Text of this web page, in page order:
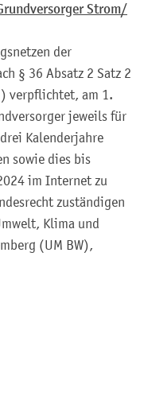
Strom/
der
§ 36 Absatz 2 Satz 2
verpflichtet, am 1.
jeweils für
Kalenderjahre
sowie dies bis
im Internet zu
zuständigen
Klima und
(UM BW),